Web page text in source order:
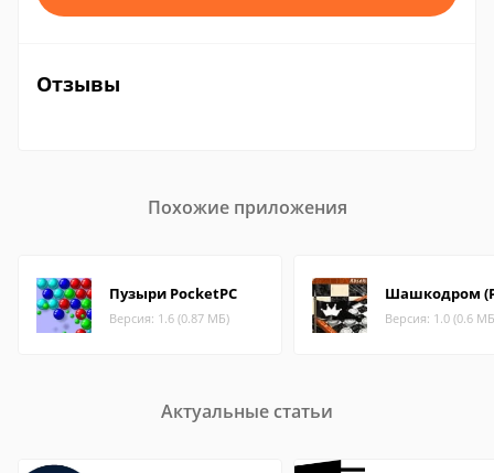
Отзывы
Похожие приложения
Пузыри PocketPC
Версия: 1.6 (0.87 МБ)
Шашкодром
Версия: 1.0 (0.6
Актуальные статьи